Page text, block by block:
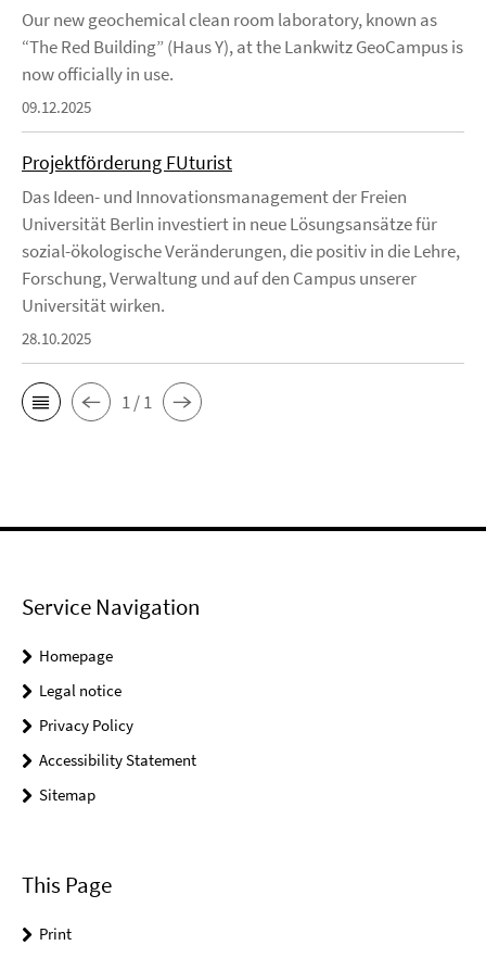
Our new geochemical clean room laboratory, known as
“The Red Building” (Haus Y), at the Lankwitz GeoCampus is
now officially in use.
09.12.2025
Projektförderung FUturist
Das Ideen- und Innovationsmanagement der Freien
Universität Berlin investiert in neue Lösungsansätze für
sozial-ökologische Veränderungen, die positiv in die Lehre,
Forschung, Verwaltung und auf den Campus unserer
Universität wirken.
28.10.2025
1 / 1
Service Navigation
Homepage
Legal notice
Privacy Policy
Accessibility Statement
Sitemap
This Page
Print